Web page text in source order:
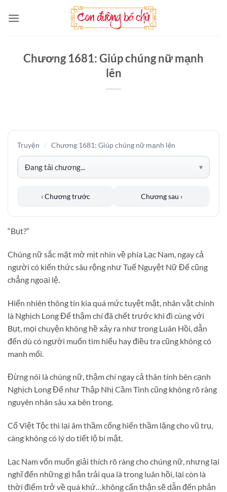
qua
Chương 1681: Giúp chúng nữ mạnh
lên
Truyện / Chương 1681: Giúp chúng nữ mạnh lên
‹ Chương trước Chương sau ›
“Bụt?”
Chúng nữ sắc mặt mờ mịt nhìn về phía Lạc Nam, ngay cả
người có kiến thức sâu rộng như Tuế Nguyệt Nữ Đế cũng
chẳng ngoại lệ.
Hiển nhiên thông tin kia quá mức tuyệt mật, nhân vật chính
là Nghịch Long Đế thậm chí đã chết trước khi đi cùng với
Bụt, mọi chuyện không hề xảy ra như trong Luân Hồi, dẫn
đến dù có người muốn tìm hiểu hay điều tra cũng không có
manh mối.
Đừng nói là chúng nữ, thậm chí ngay cả thân tính bên cạnh
Nghịch Long Đế như Thập Nhị Cầm Tinh cũng không rõ ràng
nguyên nhân sâu xa bên trong.
Cổ Việt Tộc thì lại âm thầm cống hiến thầm lặng cho vũ trụ,
càng không có lý do tiết lộ bí mật.
Lạc Nam vốn muốn giải thích rõ ràng cho chúng nữ, nhưng lại
nghĩ đến những gì hắn trải qua là trong luân hồi, lại còn là
thời điểm trở về quá khứ…không cẩn thận sẽ dẫn đến phản